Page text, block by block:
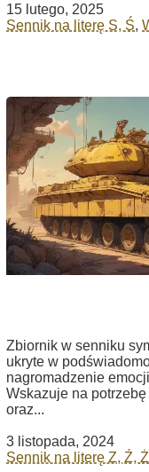
15 lutego, 2025
Sennik na literę S, Ś,
Zbiornik w senniku
ukryte w
nagromadzenie
Wskazuje na
oraz...
3 listopada, 2024
Sennik na literę Z, Ź, Ż